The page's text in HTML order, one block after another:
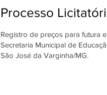
Processo
Registro de preços para futura
Secretaria Municipal de
São José da Varginha/MG.